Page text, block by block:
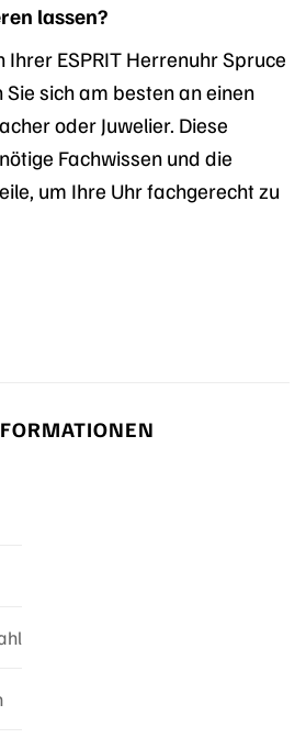
lassen?
ESPRIT Herrenuhr Spruce
sich am besten an einen
oder Juwelier. Diese
Fachwissen und die
um Ihre Uhr fachgerecht zu